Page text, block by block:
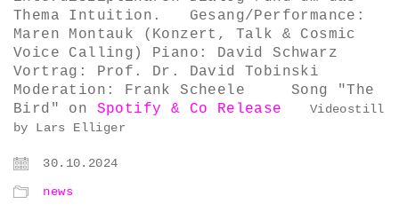
Thema Intuition. Gesang/Performance:
Maren Montauk (Konzert, Talk & Cosmic
Voice Calling) Piano: David Schwarz
Vortrag: Prof. Dr. David Tobinski
Moderation: Frank Scheele Song "The
Bird" on Spotify & Co Release
Videostill
by Lars Elliger
30.10.2024
news